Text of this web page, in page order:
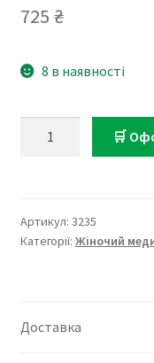
725 ₴
8 в наявності
кількість
🛒
Артикул: 3235
Категорії: Жіночий
Доставка